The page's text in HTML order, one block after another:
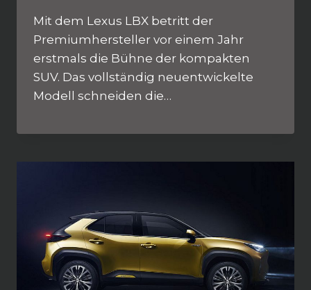
Mit dem Lexus LBX betritt der
Premiumhersteller vor einem Jahr
erstmals die Bühne der kompakten
SUV. Das vollständig neuentwickelte
Modell schneiden die…